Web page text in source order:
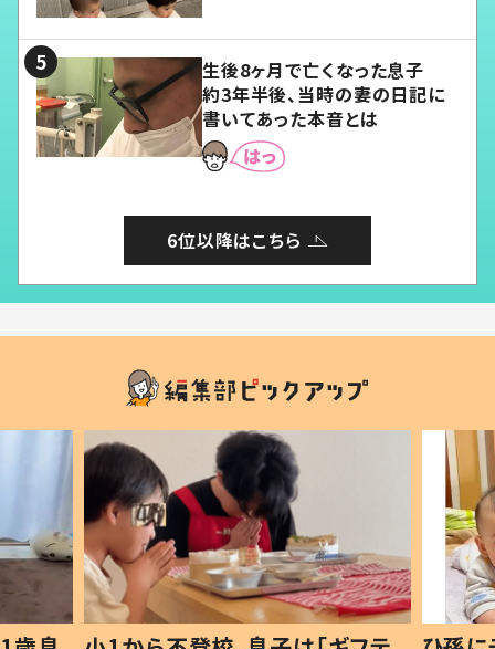
生後8ヶ月で亡くなった息子
約3年半後、当時の妻の日記に
書いてあった本音とは
6位以降はこちら